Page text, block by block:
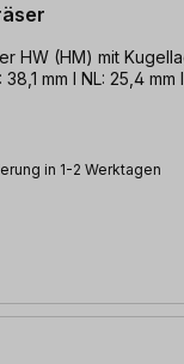
HW (HM) mit
38,1 mm l NL: 25,4 mm
in 1-2 Werktagen